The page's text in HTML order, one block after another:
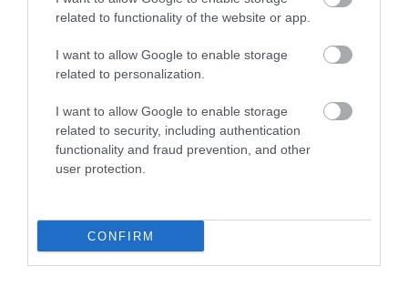
related to functionality of the website or app.
I want to allow Google to enable storage
related to personalization.
I want to allow Google to enable storage
related to security, including authentication
functionality and fraud prevention, and other
user protection.
CONFIRM
ELNÖKNEK A TISZA
2026. augusztus 08
ÚJ MAGYAR KÜLÜGYI STRATÉGIA KÉSZÜL,
TATA ELBŰVÖLŐ LÁTVÁNYOSSÁGAI,